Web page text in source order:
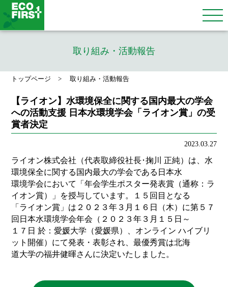
取り組み・活動報告
トップページ 取り組み・活動報告
【ライオン】水環境保全に関する国内最大の学会
への活動支援 日本水環境学会「ライオン賞」の受
賞者決定
2023.03.27
ライオン株式会社（代表取締役社長･掬川 正純）は、水
環境保全に関する国内最大の学会である日本水
環境学会において「年会学生ポスター発表賞（通称：ラ
イオン賞）」を授与しています。１５回目となる
「ライオン賞」は２０２３年３月１６日（木）に第５７
回日本水環境学会年会（２０２３年３月１５日～
１７日 於：愛媛大学（愛媛県）、オンライン ハイブリ
ット開催）にて発表・表彰され、最優秀賞は北海
道大学の福井健暉さんに決定いたしました。